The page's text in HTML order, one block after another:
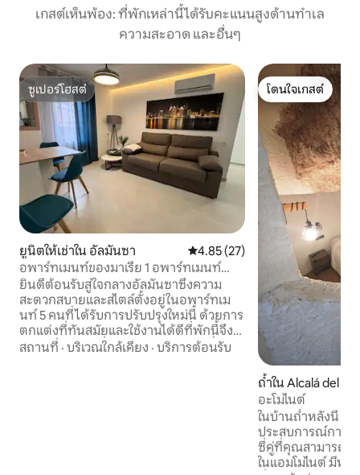
เกสต์เห็นพ้อง: ที่พักเหล่านี้ได้รับคะแนนสูงด้านทำเล
ความสะอาด และอื่นๆ
ซูเปอร์โฮสต์
ซูเปอร์โฮสต์
ยูนิตให้เช่าใน อัลมันซา คะแนนเฉลี่ย 4.85 จาก 5, 27 รีวิว
4.85 (27)
อพาร์ทเมนท์ของมาเรีย 1 อพาร์ทเมนท์
แอฟริกา
ยินดีต้อนรับสู่ใจกลางอัลมันซาซึ่งความ
สะดวกสบายและสไตล์ตั้งอยู่ในอพาร์ทเม
นท์ 5 คนที่ได้รับการปรับปรุงใหม่นี้ ด้วยการ
ตกแต่งที่ทันสมัยและใช้งานได้ดีที่พักนี้จึง
เหมาะสำหรับผู้ที่ต้องการการเข้าพักที่
สถานที่ · บริเวณใกล้เคียง · บริการต้อนรับ
โดนใจเกสต์
โดนใจเกสต์
ถ้ำใน Alcalá del
อะโมไนต์
ในบ้านถ้ำหลังนี้ คุ
ประสบการณ์การใ
ซี่คู่ที่คุณสามารถสัง
ในแอมโมไนต์ มีห้อ